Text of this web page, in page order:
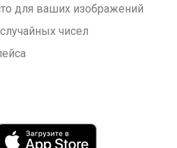
для ваших изображений
чисел